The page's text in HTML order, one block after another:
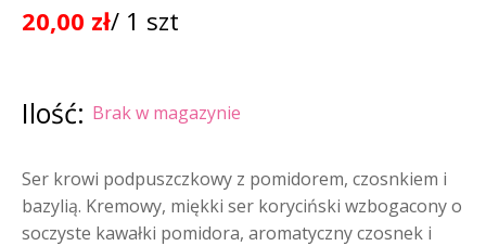
20,00 zł/ 1 szt
Ilość: Brak w magazynie
Ser krowi podpuszczkowy z pomidorem, czosnkiem i
bazylią. Kremowy, miękki ser koryciński wzbogacony o
soczyste kawałki pomidora, aromatyczny czosnek i